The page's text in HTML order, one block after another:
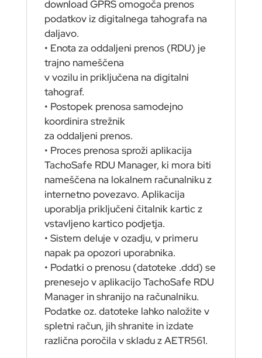
download GPRS omogoča prenos
podatkov iz digitalnega tahografa na
daljavo.
• Enota za oddaljeni prenos (RDU) je
trajno nameščena
v vozilu in priključena na digitalni
tahograf.
• Postopek prenosa samodejno
koordinira strežnik
za oddaljeni prenos.
• Proces prenosa sproži aplikacija
TachoSafe RDU Manager, ki mora biti
nameščena na lokalnem računalniku z
internetno povezavo. Aplikacija
uporablja priključeni čitalnik kartic z
vstavljeno kartico podjetja.
• Sistem deluje v ozadju, v primeru
napak pa opozori uporabnika.
• Podatki o prenosu (datoteke .ddd) se
prenesejo v aplikacijo TachoSafe RDU
Manager in shranijo na računalniku.
Podatke oz. datoteke lahko naložite v
spletni račun, jih shranite in izdate
različna poročila v skladu z AETR561.